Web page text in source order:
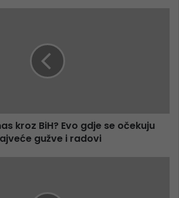
kroz BiH? Evo gdje se očekuju
gužve i radovi